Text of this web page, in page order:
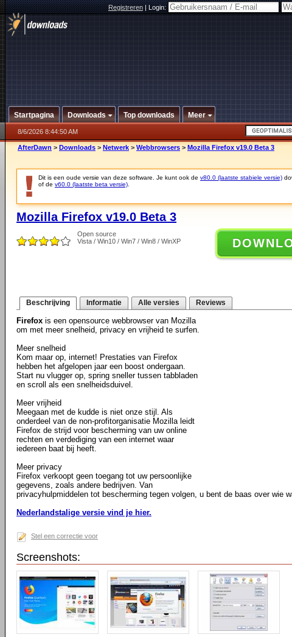
Registreren|Login:
Startpagina Downloads Top downloads Meer
8/6/2026 8:44:50 AM
AfterDawn > Downloads > Netwerk > Webbrowsers > Mozilla Firefox v19.0 Beta 3
Dit is een oude versie van deze software. Je kunt ook de v80.0 (laatste stabiele versie)
of de v60.0 (laatste beta versie)
Mozilla Firefox v19.0 Beta 3
Open source
Vista / Win10 / Win7 / Win8 / WinXP
Beschrijving Informatie Alle versies Reviews
Firefox is een opensource webbrowser van Mozilla
om met meer snelheid, privacy en vrijheid te surfen.
Meer snelheid
Kom maar op, internet! Prestaties van Firefox
hebben het afgelopen jaar een boost ondergaan.
Start nu vlugger op, spring sneller tussen tabbladen
en scroll als een snelheidsduivel.
Meer vrijheid
Meegaan met de kudde is niet onze stijl. Als
onderdeel van de non-profitorganisatie Mozilla leidt
Firefox de strijd voor bescherming van uw online
rechten en verdediging van een internet waar
iedereen baat bij heeft.
Meer privacy
Firefox verkoopt geen toegang tot uw persoonlijke
gegevens, zoals andere bedrijven. Van
privacyhulpmiddelen tot bescherming tegen volgen, u bent de baas over wie
Nederlandstalige versie vind je hier.
Stel een correctie voor
Screenshots: